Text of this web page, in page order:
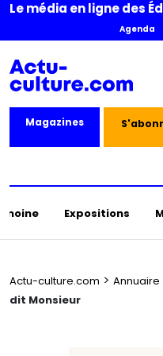
Le média en ligne des
Agenda
Magazines
Expositions
Actu-culture.com > Annuaire
dit Monsieur